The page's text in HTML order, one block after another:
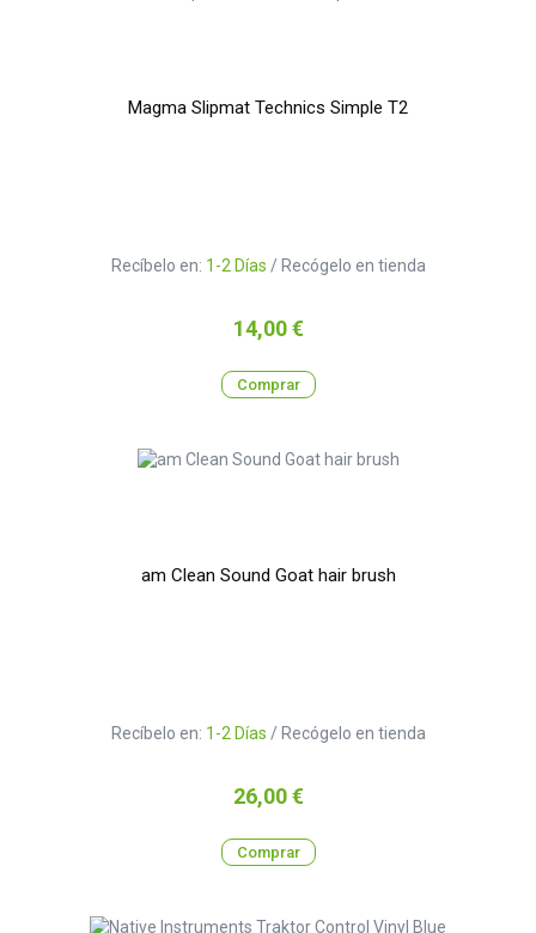
Magma Slipmat Technics Simple T2
Recíbelo en: 1-2 Días / Recógelo en tienda
Precio
14,00 €
Comprar
am Clean Sound Goat hair brush
Recíbelo en: 1-2 Días / Recógelo en tienda
Precio
26,00 €
Comprar